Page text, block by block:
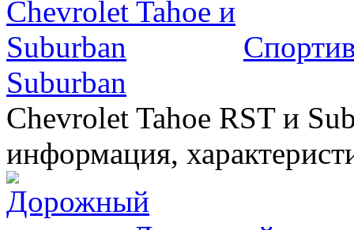
Suburban
Chevrolet Tahoe RST и
информация,